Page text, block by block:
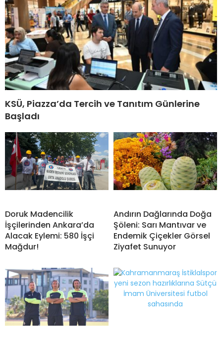
KSÜ, Piazza’da Tercih ve Tanıtım Günlerine
Başladı
Doruk Madencilik
İşçilerinden Ankara’da
Alacak Eylemi: 580 İşçi
Mağdur!
Andırın Dağlarında Doğa
Şöleni: Sarı Mantıvar ve
Endemik Çiçekler Görsel
Ziyafet Sunuyor